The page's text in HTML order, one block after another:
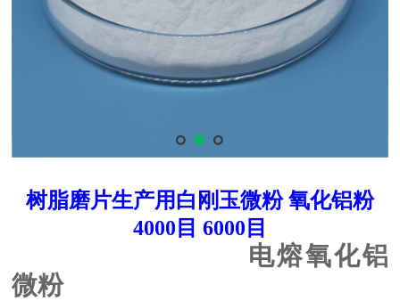
树脂磨片生产用白刚玉微粉 氧化铝粉
4000目 6000目
电熔氧化铝
微粉